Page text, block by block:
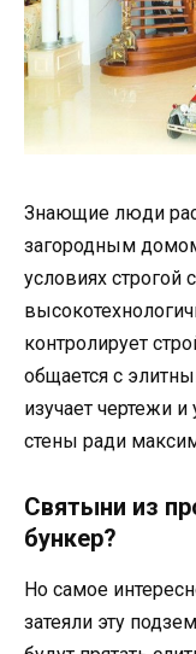
Знающие люди
загородным
условиях строгой
контролирует
общается с
изучает чертежи
стены ради
Святыни из
бункер?
Но самое
затеяли эту